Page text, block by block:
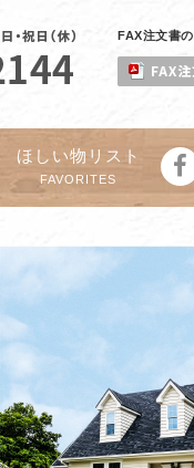
FAX注文書
ほしい物リスト
FAVORITES